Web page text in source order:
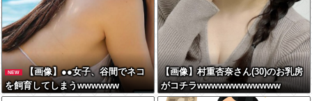
せざるおえないと話題に
NEW
【画像】●●女子、谷間でネコ
を飼育してしまうwwwwww
【画像】村重杏奈さん(30)のお乳房
がコチラwwwwwwwwwwww